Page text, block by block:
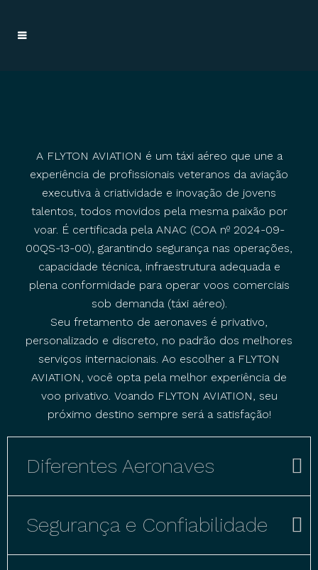
A FLYTON AVIATION é um táxi aéreo que une a
experiência de profissionais veteranos da aviação
executiva à criatividade e inovação de jovens
talentos, todos movidos pela mesma paixão por
voar. É certificada pela ANAC (COA nº 2024-09-
00QS-13-00), garantindo segurança nas operações,
capacidade técnica, infraestrutura adequada e
plena conformidade para operar voos comerciais
sob demanda (táxi aéreo).
Seu fretamento de aeronaves é privativo,
personalizado e discreto, no padrão dos melhores
serviços internacionais. Ao escolher a FLYTON
AVIATION, você opta pela melhor experiência de
voo privativo. Voando FLYTON AVIATION, seu
próximo destino sempre será a satisfação!
Diferentes Aeronaves
Segurança e Confiabilidade